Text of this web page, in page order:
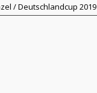
/ Deutschlandcup 2019